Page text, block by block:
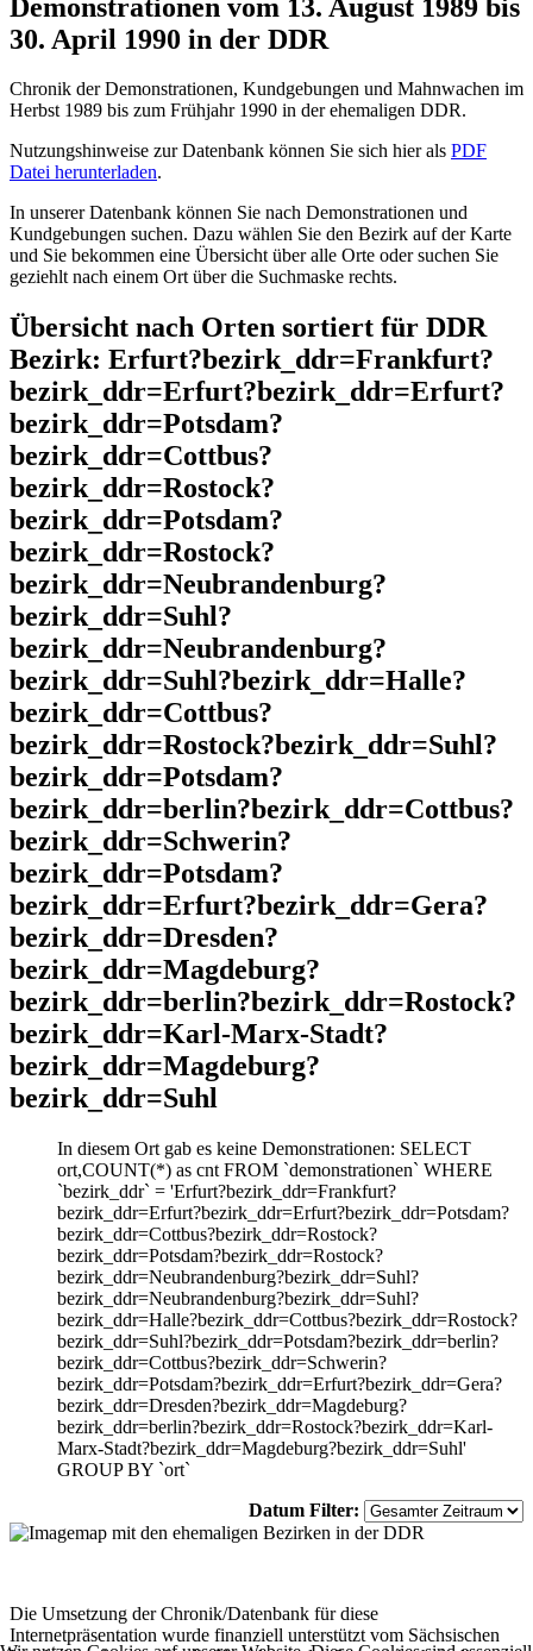
Demonstrationen vom 13. August 1989 bis
30. April 1990 in der DDR
Chronik der Demonstrationen, Kundgebungen und Mahnwachen im
Herbst 1989 bis zum Frühjahr 1990 in der ehemaligen DDR.
Nutzungshinweise zur Datenbank können Sie sich hier als PDF
Datei herunterladen.
In unserer Datenbank können Sie nach Demonstrationen und
Kundgebungen suchen. Dazu wählen Sie den Bezirk auf der Karte
und Sie bekommen eine Übersicht über alle Orte oder suchen Sie
geziehlt nach einem Ort über die Suchmaske rechts.
Übersicht nach Orten sortiert für DDR
Bezirk: Erfurt?bezirk_ddr=Frankfurt?
bezirk_ddr=Erfurt?bezirk_ddr=Erfurt?
bezirk_ddr=Potsdam?
bezirk_ddr=Cottbus?
bezirk_ddr=Rostock?
bezirk_ddr=Potsdam?
bezirk_ddr=Rostock?
bezirk_ddr=Neubrandenburg?
bezirk_ddr=Suhl?
bezirk_ddr=Neubrandenburg?
bezirk_ddr=Suhl?bezirk_ddr=Halle?
bezirk_ddr=Cottbus?
bezirk_ddr=Rostock?bezirk_ddr=Suhl?
bezirk_ddr=Potsdam?
bezirk_ddr=berlin?bezirk_ddr=Cottbus?
bezirk_ddr=Schwerin?
bezirk_ddr=Potsdam?
bezirk_ddr=Erfurt?bezirk_ddr=Gera?
bezirk_ddr=Dresden?
bezirk_ddr=Magdeburg?
bezirk_ddr=berlin?bezirk_ddr=Rostock?
bezirk_ddr=Karl-Marx-Stadt?
bezirk_ddr=Magdeburg?
bezirk_ddr=Suhl
In diesem Ort gab es keine Demonstrationen: SELECT
ort,COUNT(*) as cnt FROM `demonstrationen` WHERE
`bezirk_ddr` = 'Erfurt?bezirk_ddr=Frankfurt?
bezirk_ddr=Erfurt?bezirk_ddr=Erfurt?bezirk_ddr=Potsdam?
bezirk_ddr=Cottbus?bezirk_ddr=Rostock?
bezirk_ddr=Potsdam?bezirk_ddr=Rostock?
bezirk_ddr=Neubrandenburg?bezirk_ddr=Suhl?
bezirk_ddr=Neubrandenburg?bezirk_ddr=Suhl?
bezirk_ddr=Halle?bezirk_ddr=Cottbus?bezirk_ddr=Rostock?
bezirk_ddr=Suhl?bezirk_ddr=Potsdam?bezirk_ddr=berlin?
bezirk_ddr=Cottbus?bezirk_ddr=Schwerin?
bezirk_ddr=Potsdam?bezirk_ddr=Erfurt?bezirk_ddr=Gera?
bezirk_ddr=Dresden?bezirk_ddr=Magdeburg?
bezirk_ddr=berlin?bezirk_ddr=Rostock?bezirk_ddr=Karl-
Marx-Stadt?bezirk_ddr=Magdeburg?bezirk_ddr=Suhl'
GROUP BY `ort`
Datum Filter:
Die Umsetzung der Chronik/Datenbank für diese
Internetpräsentation wurde finanziell unterstützt vom Sächsischen